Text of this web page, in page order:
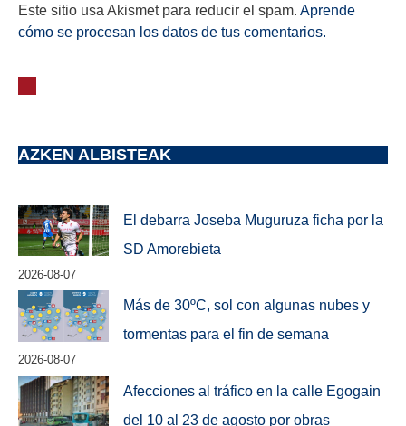
Este sitio usa Akismet para reducir el spam. Aprende
cómo se procesan los datos de tus comentarios.
AZKEN ALBISTEAK
El debarra Joseba Muguruza ficha por la
SD Amorebieta
2026-08-07
Más de 30ºC, sol con algunas nubes y
tormentas para el fin de semana
2026-08-07
Afecciones al tráfico en la calle Egogain
del 10 al 23 de agosto por obras